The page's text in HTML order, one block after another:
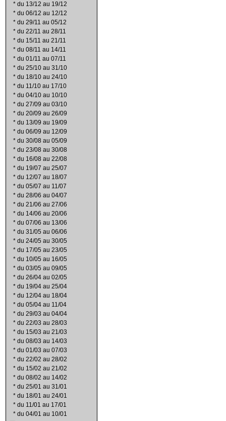
* du 13/12 au 19/12
* du 06/12 au 12/12
* du 29/11 au 05/12
* du 22/11 au 28/11
* du 15/11 au 21/11
* du 08/11 au 14/11
* du 01/11 au 07/11
* du 25/10 au 31/10
* du 18/10 au 24/10
* du 11/10 au 17/10
* du 04/10 au 10/10
* du 27/09 au 03/10
* du 20/09 au 26/09
* du 13/09 au 19/09
* du 06/09 au 12/09
* du 30/08 au 05/09
* du 23/08 au 30/08
* du 16/08 au 22/08
* du 19/07 au 25/07
* du 12/07 au 18/07
* du 05/07 au 11/07
* du 28/06 au 04/07
* du 21/06 au 27/06
* du 14/06 au 20/06
* du 07/06 au 13/06
* du 31/05 au 06/06
* du 24/05 au 30/05
* du 17/05 au 23/05
* du 10/05 au 16/05
* du 03/05 au 09/05
* du 26/04 au 02/05
* du 19/04 au 25/04
* du 12/04 au 18/04
* du 05/04 au 11/04
* du 29/03 au 04/04
* du 22/03 au 28/03
* du 15/03 au 21/03
* du 08/03 au 14/03
* du 01/03 au 07/03
* du 22/02 au 28/02
* du 15/02 au 21/02
* du 08/02 au 14/02
* du 25/01 au 31/01
* du 18/01 au 24/01
* du 11/01 au 17/01
* du 04/01 au 10/01